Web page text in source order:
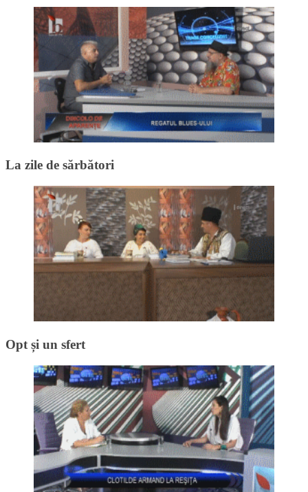
La zile de sărbători
Opt și un sfert